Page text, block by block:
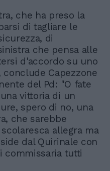
che ha preso la
di tagliare le
di
che pensa alle
d'accordo su uno
Capezzone
del Pd: "O fate
vittoria di un
spero di no, una
che sarebbe
allegra ma
dal Quirinale con
commissaria tutti